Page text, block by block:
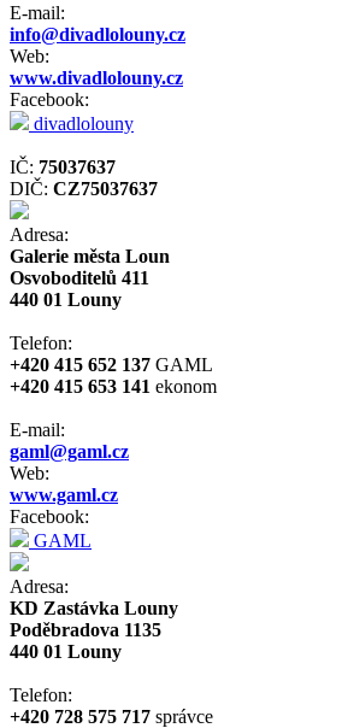
E-mail:
info@divadlolouny.cz
Web:
www.divadlolouny.cz
Facebook:
divadlolouny
IČ: 75037637
DIČ: CZ75037637
Adresa:
Galerie města Loun
Osvoboditelů 411
440 01 Louny
Telefon:
+420 415 652 137 GAML
+420 415 653 141 ekonom
E-mail:
gaml@gaml.cz
Web:
www.gaml.cz
Facebook:
GAML
Adresa:
KD Zastávka Louny
Poděbradova 1135
440 01 Louny
Telefon:
+420 728 575 717 správce